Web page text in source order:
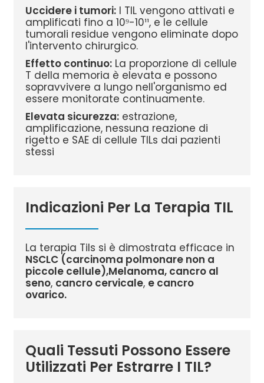
Uccidere i tumori:I TIL vengono attivati ​​e
amplificati fino a 10⁹-10¹¹, e le cellule
tumorali residue vengono eliminate dopo
l'intervento chirurgico.
Effetto continuo:La proporzione di cellule
T della memoria è elevata e possono
sopravvivere a lungo nell'organismo ed
essere monitorate continuamente.
Elevata sicurezza:estrazione,
amplificazione, nessuna reazione di
rigetto e SAE di cellule TILs dai pazienti
stessi
Indicazioni Per La Terapia TIL
La terapia Tils si è dimostrata efficace in
NSCLC (carcinoma polmonare non a
piccole cellule),Melanoma, cancro al
seno, cancro cervicale, e cancro
ovarico.
Quali Tessuti Possono Essere
Utilizzati Per Estrarre I TIL?